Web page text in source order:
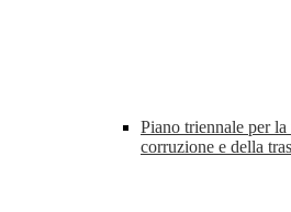
Piano triennale per
corruzione e della